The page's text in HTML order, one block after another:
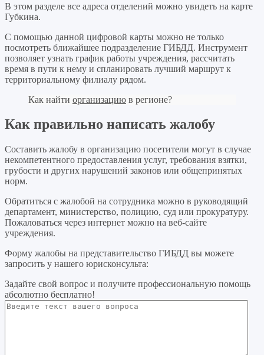
В этом разделе все адреса отделений можно увидеть на карте
Губкина.
С помощью данной цифровой карты можно не только
посмотреть ближайшее подразделение ГИБДД. Инструмент
позволяет узнать график работы учреждения, рассчитать
время в пути к нему и спланировать лучший маршрут к
территориальному филиалу рядом.
Как найти организацию в регионе?
Как правильно написать жалобу
Составить жалобу в организацию посетители могут в случае
некомпетентного предоставления услуг, требования взятки,
грубости и других нарушений законов или общепринятых
норм.
Обратиться с жалобой на сотрудника можно в руководящий
департамент, министерство, полицию, суд или прокуратуру.
Пожаловаться через интернет можно на веб-сайте
учреждения.
Форму жалобы на представительство ГИБДД вы можете
запросить у нашего юрисконсульта:
Задайте свой вопрос и получите профессиональную помощь
абсолютно бесплатно!